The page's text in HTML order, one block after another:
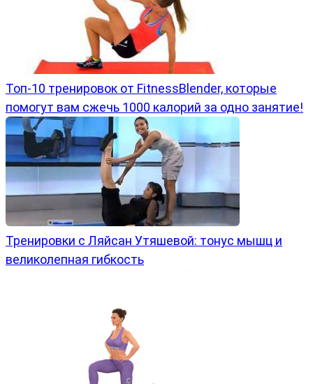
Топ-10 тренировок от FitnessBlender, которые
помогут вам сжечь 1000 калорий за одно занятие!
Тренировки с Ляйсан Утяшевой: тонус мышц и
великолепная гибкость